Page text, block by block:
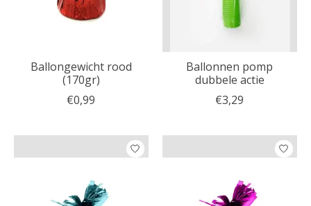
Ballongewicht rood
(170gr)
€0,99
Ballonnen pomp
dubbele actie
€3,29